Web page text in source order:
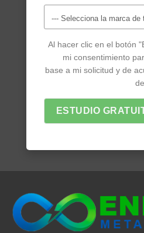
Al hacer clic en el botón
mi consentimiento
base a mi solicitud y de
ESTUDIO